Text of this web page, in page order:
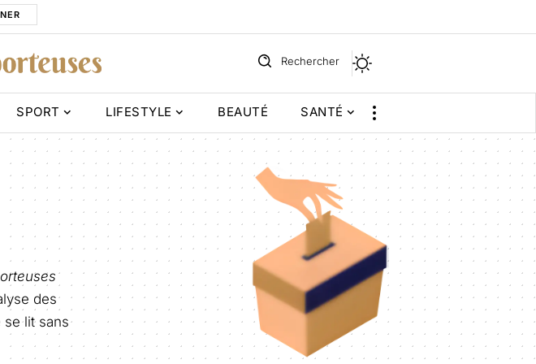
Rechercher
SPORT LIFESTYLE BEAUTÉ SANTÉ
des
se lit sans